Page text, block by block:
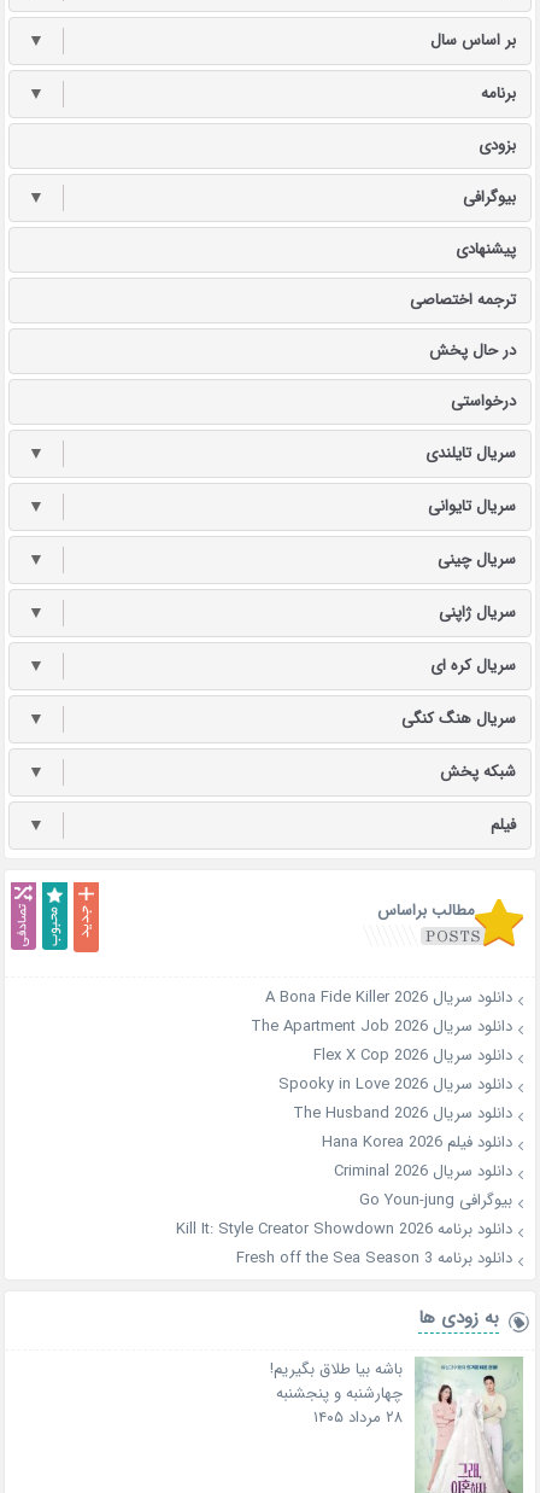
بر اساس سال ▼
برنامه ▼
بزودی
بیوگرافی ▼
پیشنهادی
ترجمه اختصاصی
در حال پخش
درخواستی
سریال تایلندی ▼
سریال تایوانی ▼
سریال چینی ▼
سریال ژاپنی ▼
سریال کره ای ▼
سریال هنگ کنگی ▼
شبکه پخش ▼
فیلم ▼
مطالب براساس
دانلود سریال A Bona Fide Killer 2026
دانلود سریال The Apartment Job 2026
دانلود سریال Flex X Cop 2026
دانلود سریال Spooky in Love 2026
دانلود سریال The Husband 2026
دانلود فیلم Hana Korea 2026
دانلود سریال Criminal 2026
بیوگرافی Go Youn-jung
دانلود برنامه Kill It: Style Creator Showdown 2026
دانلود برنامه Fresh off the Sea Season 3
به زودی ها
باشه بیا طلاق بگیریم!
چهارشنبه و پنجشنبه
۲۸ مرداد ۱۴۰۵